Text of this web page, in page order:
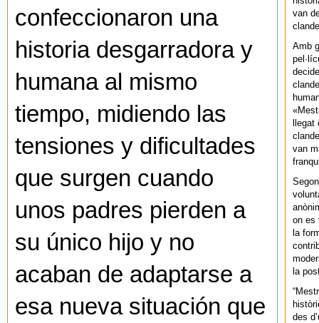
confeccionaron una
historia desgarradora y
humana al mismo
tiempo, midiendo las
tensiones y dificultades
que surgen cuando
unos padres pierden a
su único hijo y no
acaban de adaptarse a
esa nueva situación que
van
Amb
van
on es
la
la
des